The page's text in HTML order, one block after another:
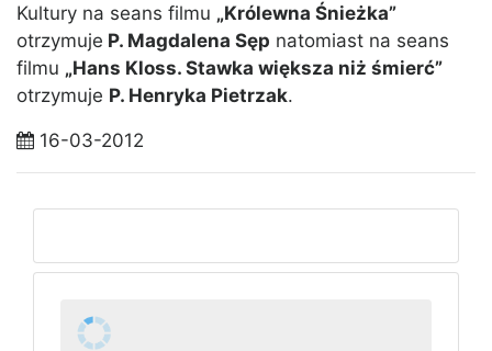
Kultury na seans filmu „Królewna Śnieżka”
otrzymuje P. Magdalena Sęp natomiast na seans
filmu „Hans Kloss. Stawka większa niż śmierć”
otrzymuje P. Henryka Pietrzak.
16-03-2012